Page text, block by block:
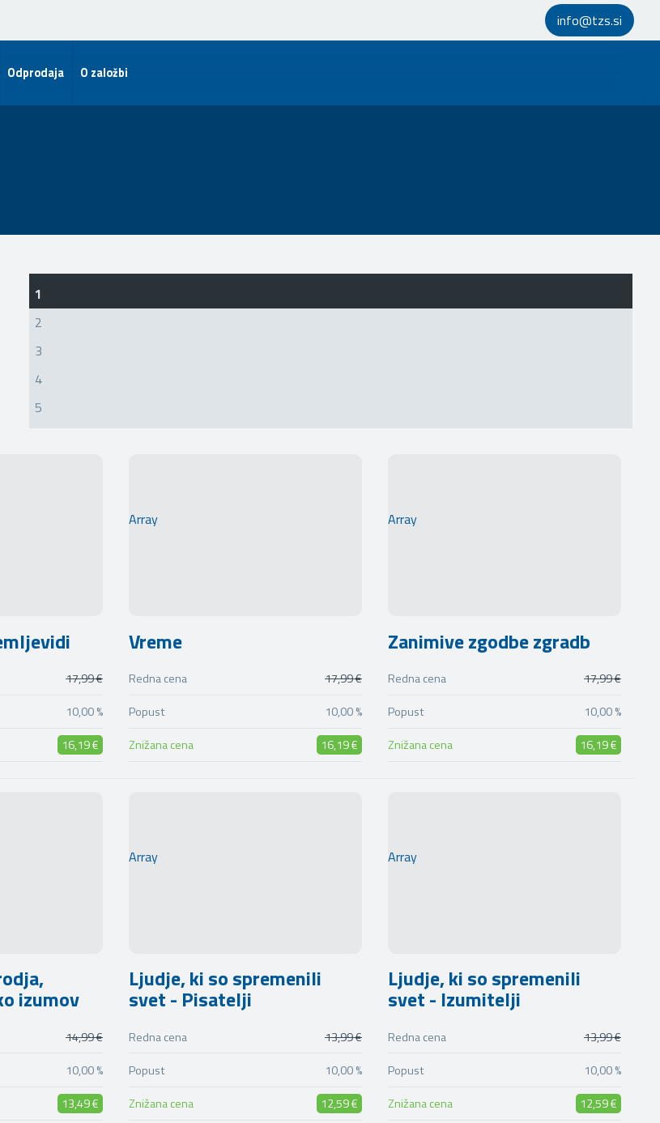
info@tzs.si
Odprodaja O založbi
1
2
3
4
5
17,99 €
10,00 %
16,19 €
Array
Vreme
Redna cena
17,99 €
Popust
10,00 %
Znižana cena
16,19 €
Array
Zanimive zgodbe zgradb
Redna cena
17,99 €
Popust
10,00 %
Znižana cena
16,19 €
izumov
14,99 €
10,00 %
13,49 €
Array
Ljudje, ki so spremenili
svet - Pisatelji
Redna cena
13,99 €
Popust
10,00 %
Znižana cena
12,59 €
Array
Ljudje, ki so spremenili
svet - Izumitelji
Redna cena
13,99 €
Popust
10,00 %
Znižana cena
12,59 €